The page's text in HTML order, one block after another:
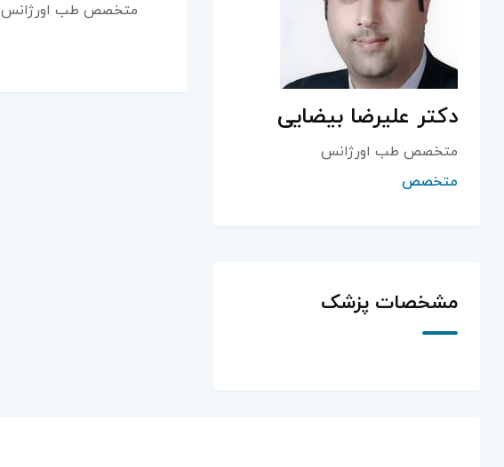
دکتر علیرضا بیضایی
متخصص طب اورژانس
متخصص
مشخصات پزشک
متخصص طب اورژانس